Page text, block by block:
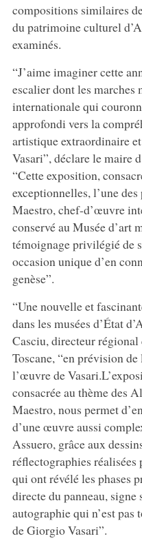
compositions similaires
du patrimoine culturel
examinés.
“J’aime imaginer cette
escalier dont les marches
internationale qui
approfondi vers la
artistique extraordinaire
Vasari”, déclare le maire
“Cette exposition,
exceptionnelles, l’une
Maestro, chef-d’œuvre
conservé au Musée d’art
témoignage privilégié de
occasion unique d’en
genèse”.
“Une nouvelle et
dans les musées d’État
Casciu, directeur
Toscane, “en prévision
l’œuvre de
consacrée au thème des
Maestro, nous permet
d’une œuvre aussi
Assuero, grâce aux
réflectographies
qui ont révélé les phases
directe du panneau, signe
autographie qui n’est
de Giorgio Vasari”.